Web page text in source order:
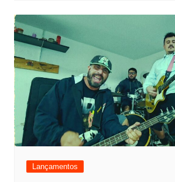
Lançamentos